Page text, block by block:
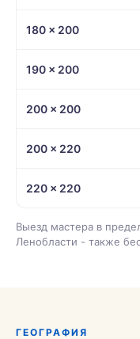
180 × 200
190 × 200
200 × 200
200 × 220
220 × 220
Выезд мастера в
Ленобласти - также
ГЕОГРАФИЯ